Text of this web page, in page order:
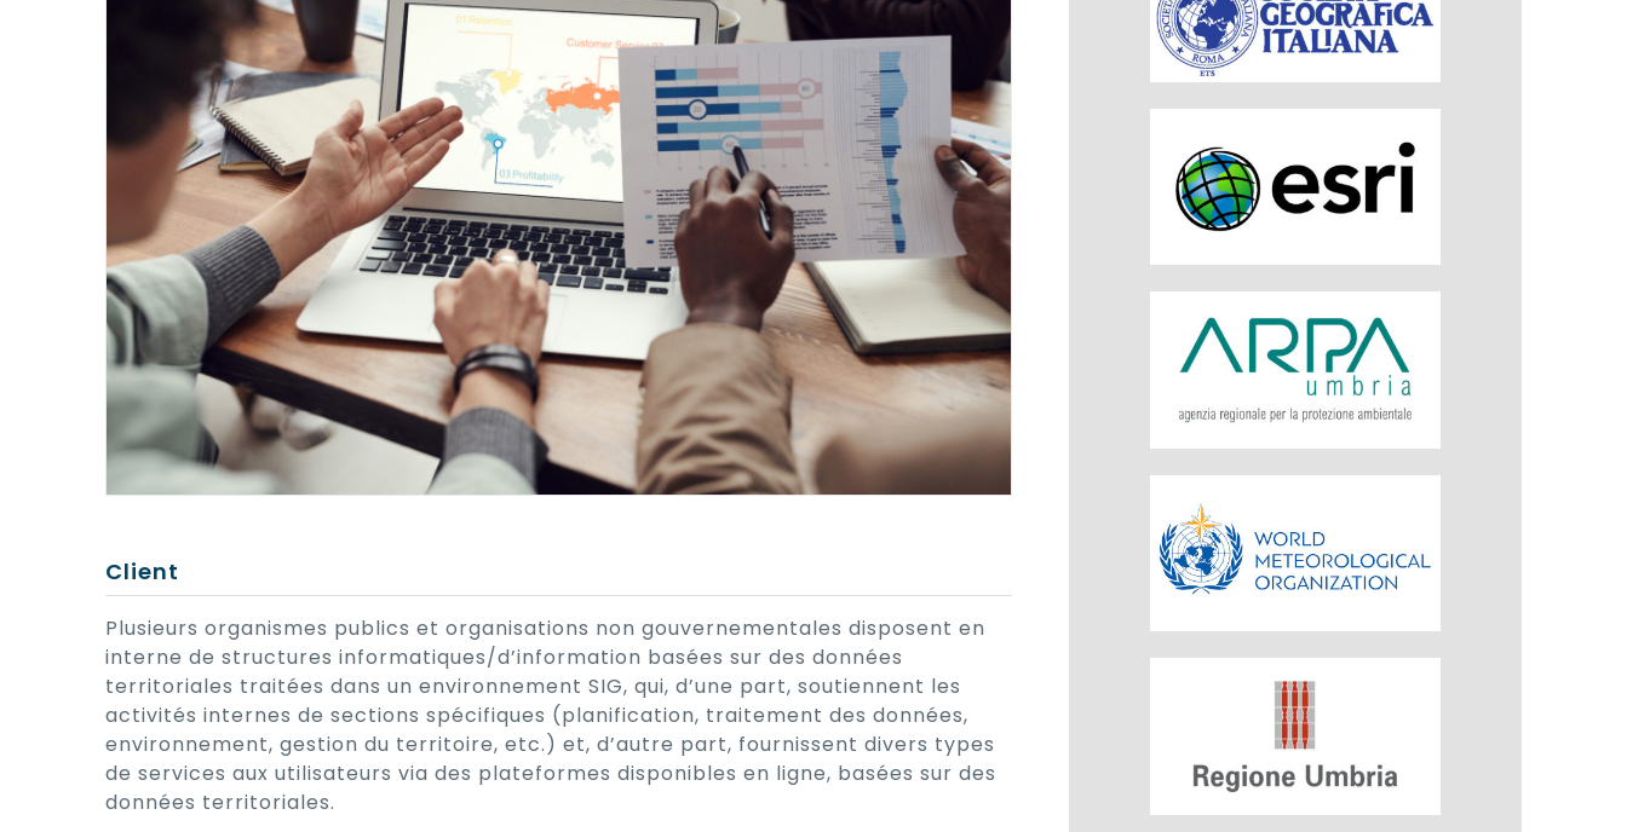
Client
Plusieurs organismes publics et organisations non gouvernementales disposent en
interne de structures informatiques/d’information basées sur des données
territoriales traitées dans un environnement SIG, qui, d’une part, soutiennent les
activités internes de sections spécifiques (planification, traitement des données,
environnement, gestion du territoire, etc.) et, d’autre part, fournissent divers types
de services aux utilisateurs via des plateformes disponibles en ligne, basées sur des
données territoriales.